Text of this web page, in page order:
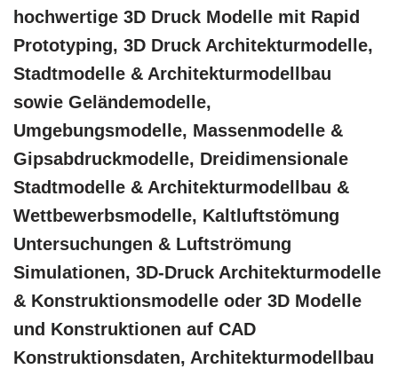
hochwertige 3D Druck Modelle mit Rapid
Prototyping, 3D Druck Architekturmodelle,
Stadtmodelle & Architekturmodellbau
sowie Geländemodelle,
Umgebungsmodelle, Massenmodelle &
Gipsabdruckmodelle, Dreidimensionale
Stadtmodelle & Architekturmodellbau &
Wettbewerbsmodelle, Kaltluftstömung
Untersuchungen & Luftströmung
Simulationen, 3D-Druck Architekturmodelle
& Konstruktionsmodelle oder 3D Modelle
und Konstruktionen auf CAD
Konstruktionsdaten, Architekturmodellbau